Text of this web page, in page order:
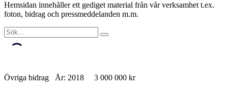
Hemsidan innehåller ett gediget material från vår verksamhet t.ex.
foton, bidrag och pressmeddelanden m.m.
Övriga bidrag År: 2018 3 000 000 kr